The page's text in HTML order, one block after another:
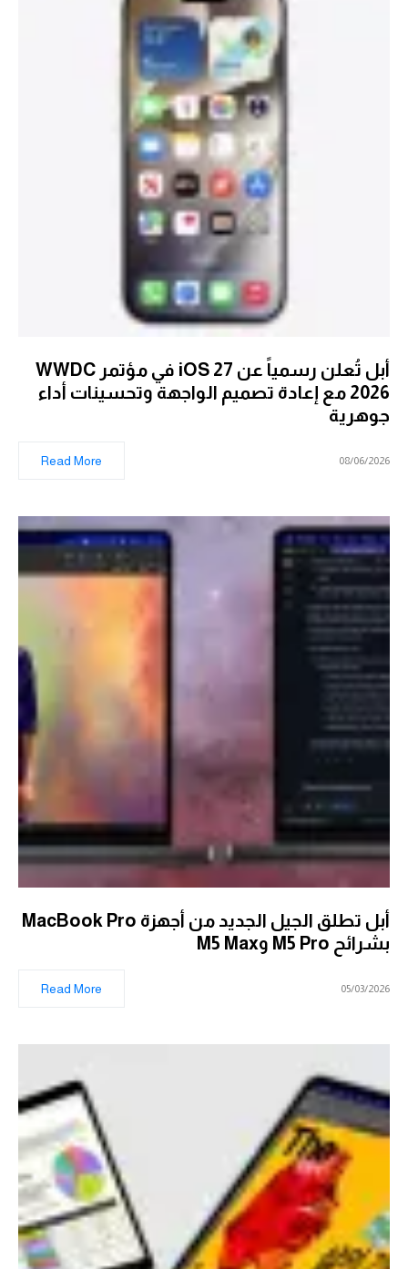
أبل تُعلن رسمياً عن iOS 27 في مؤتمر WWDC
2026 مع إعادة تصميم الواجهة وتحسينات أداء
جوهرية
08/06/2026
Read More
أبل تطلق الجيل الجديد من أجهزة MacBook Pro
بشرائح M5 Pro وM5 Max
05/03/2026
Read More